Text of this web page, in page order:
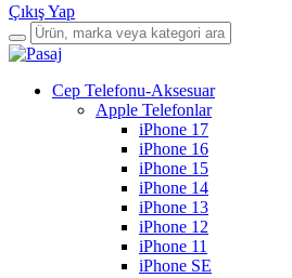
Çıkış Yap
Cep Telefonu-Aksesuar
Apple Telefonlar
iPhone 17
iPhone 16
iPhone 15
iPhone 14
iPhone 13
iPhone 12
iPhone 11
iPhone SE